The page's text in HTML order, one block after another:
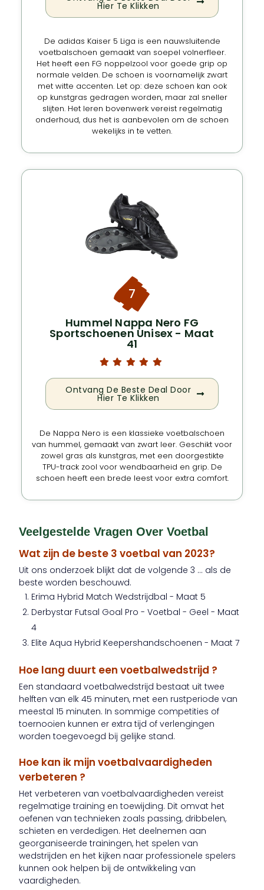
Hier Te Klikken
De adidas Kaiser 5 Liga is een nauwsluitende
voetbalschoen gemaakt van soepel volnerfleer.
Het heeft een FG noppelzool voor goede grip op
normale velden. De schoen is voornamelijk zwart
met witte accenten. Let op: deze schoen kan ook
op kunstgras gedragen worden, maar zal sneller
slijten. Het leren bovenwerk vereist regelmatig
onderhoud, dus het is aanbevolen om de schoen
wekelijks in te vetten.
7
Hummel Nappa Nero FG
Sportschoenen Unisex - Maat
41
Ontvang De Beste Deal Door
Hier Te Klikken
De Nappa Nero is een klassieke voetbalschoen
van hummel, gemaakt van zwart leer. Geschikt voor
zowel gras als kunstgras, met een doorgestikte
TPU-track zool voor wendbaarheid en grip. De
schoen heeft een brede leest voor extra comfort.
Veelgestelde Vragen Over Voetbal
Wat zijn de beste 3 voetbal van 2023?
Uit ons onderzoek blijkt dat de volgende 3 ... als de
beste worden beschouwd.
Erima Hybrid Match Wedstrijdbal - Maat 5
Derbystar Futsal Goal Pro - Voetbal - Geel - Maat
4
Elite Aqua Hybrid Keepershandschoenen - Maat 7
Hoe lang duurt een voetbalwedstrijd ?
Een standaard voetbalwedstrijd bestaat uit twee
helften van elk 45 minuten, met een rustperiode van
meestal 15 minuten. In sommige competities of
toernooien kunnen er extra tijd of verlengingen
worden toegevoegd bij gelijke stand.
Hoe kan ik mijn voetbalvaardigheden
verbeteren ?
Het verbeteren van voetbalvaardigheden vereist
regelmatige training en toewijding. Dit omvat het
oefenen van technieken zoals passing, dribbelen,
schieten en verdedigen. Het deelnemen aan
georganiseerde trainingen, het spelen van
wedstrijden en het kijken naar professionele spelers
kunnen ook helpen bij de ontwikkeling van
vaardigheden.